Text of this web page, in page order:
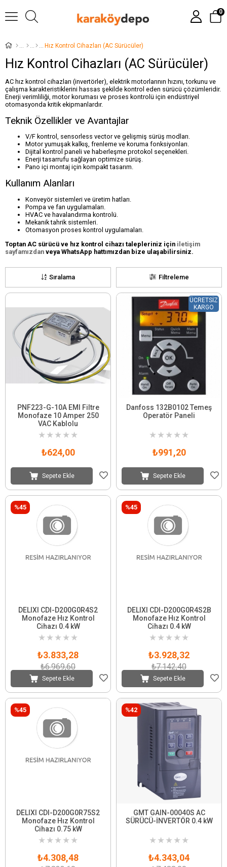
0
Hız Kontrol Cihazları (AC Sürücüler)
Hız Kontrol Cihazları (AC Sürücüler)
AC hız kontrol cihazları (invertörler), elektrik motorlarının hızını, torkunu ve
çalışma karakteristiklerini hassas şekilde kontrol eden sürücü çözümleridir.
Enerji verimliliği, motor koruması ve proses kontrolü için endüstriyel
otomasyonda kritik ekipmanlardır.
Teknik Özellikler ve Avantajlar
V/F kontrol, sensorless vector ve gelişmiş sürüş modları.
Motor yumuşak kalkış, frenleme ve koruma fonksiyonları.
Dijital kontrol paneli ve haberleşme protokol seçenekleri.
Enerji tasarrufu sağlayan optimize sürüş.
Pano içi montaj için kompakt tasarım.
Kullanım Alanları
Konveyör sistemleri ve üretim hatları.
Pompa ve fan uygulamaları.
HVAC ve havalandırma kontrolü.
Mekanik tahrik sistemleri.
Otomasyon proses kontrol uygulamaları.
Toptan AC sürücü ve hız kontrol cihazı talepleriniz için iletişim
sayfamızdan veya WhatsApp hattımızdan bize ulaşabilirsiniz.
Filtreleme
Sıralama
PNF223-G-10A EMI Filtre
Monofaze 10 Amper 250
VAC Kablolu
★ ★ ★ ★ ★
₺624,00
Sepete Ekle
Danfoss 132B0102 Temeş
Operatör Paneli
★ ★ ★ ★ ★
₺991,20
Sepete Ekle
ÜCRETSIZ
KARGO
DELIXI CDI-D200G0R4S2
Monofaze Hız Kontrol
Cihazı 0.4 kW
★ ★ ★ ★ ★
₺3.833,28
₺6.969,60
Sepete Ekle
%45
DELIXI CDI-D200G0R4S2B
Monofaze Hız Kontrol
Cihazı 0.4 kW
★ ★ ★ ★ ★
₺3.928,32
₺7.142,40
Sepete Ekle
%45
DELIXI CDI-D200G0R75S2
Monofaze Hız Kontrol
Cihazı 0.75 kW
★ ★ ★ ★ ★
₺4.308,48
%45
GMT GAIN-00040S AC
SÜRÜCÜ-İNVERTÖR 0.4 kW
★ ★ ★ ★ ★
₺4.343,04
%42